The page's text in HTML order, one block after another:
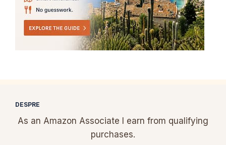
DESPRE
As an Amazon Associate I earn from qualifying
purchases.